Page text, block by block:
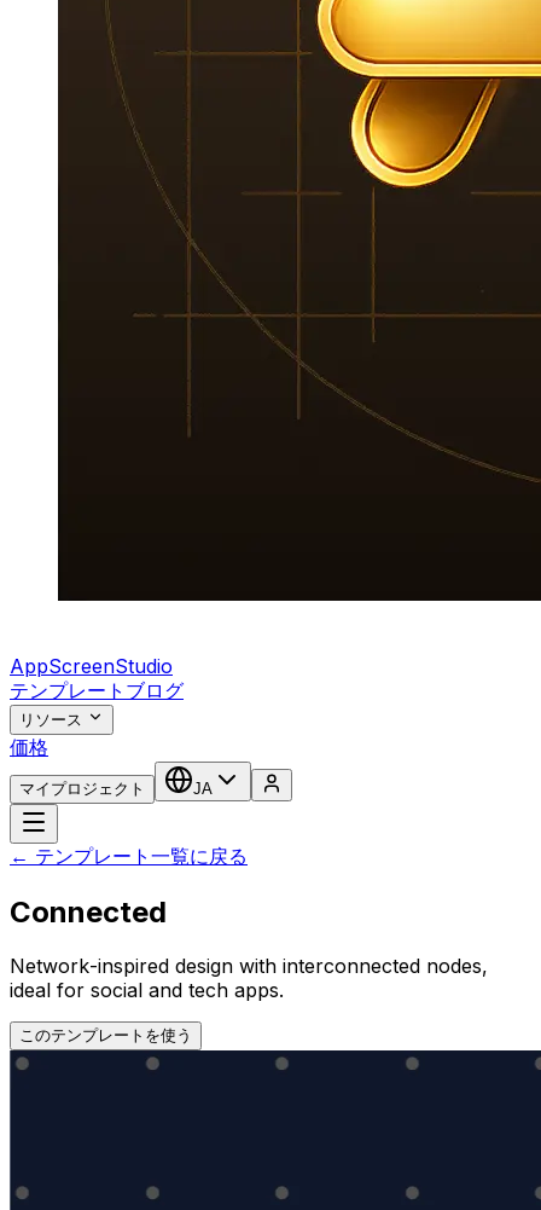
AppScreenStudio
テンプレート ブログ
リソース
価格
マイプロジェクト JA
← テンプレート一覧に戻る
Connected
Network-inspired design with interconnected nodes,
ideal for social and tech apps.
このテンプレートを使う